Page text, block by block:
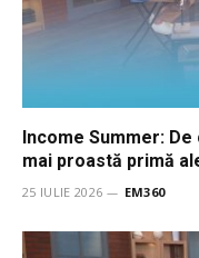
Income Summer:
mai proastă primă
25 IULIE 2026 EM360